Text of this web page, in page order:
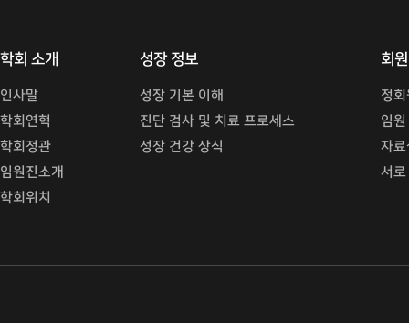
학회 소개
인사말
학회연혁
학회정관
임원진소개
학회위치
성장 정보
성장 기본 이해
진단 검사 및 치료 프로세스
성장 건강 상식
회
정
임
자료
서